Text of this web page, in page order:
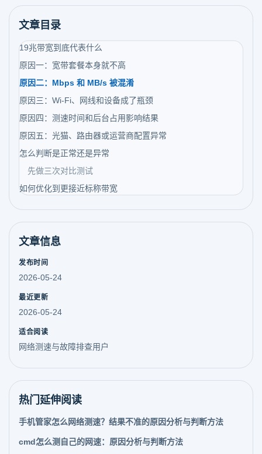
文章目录
19兆带宽到底代表什么
原因一：宽带套餐本身就不高
原因二：Mbps 和 MB/s 被混淆
原因三：Wi-Fi、网线和设备成了瓶颈
原因四：测速时间和后台占用影响结果
原因五：光猫、路由器或运营商配置异常
怎么判断是正常还是异常
先做三次对比测试
如何优化到更接近标称带宽
文章信息
发布时间
2026-05-24
最近更新
2026-05-24
适合阅读
网络测速与故障排查用户
热门延伸阅读
手机管家怎么网络测速？结果不准的原因分析与判断方法
cmd怎么测自己的网速：原因分析与判断方法